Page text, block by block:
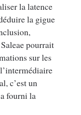
la latence
la gigue
pourrait
sur les
c’est un
fourni la